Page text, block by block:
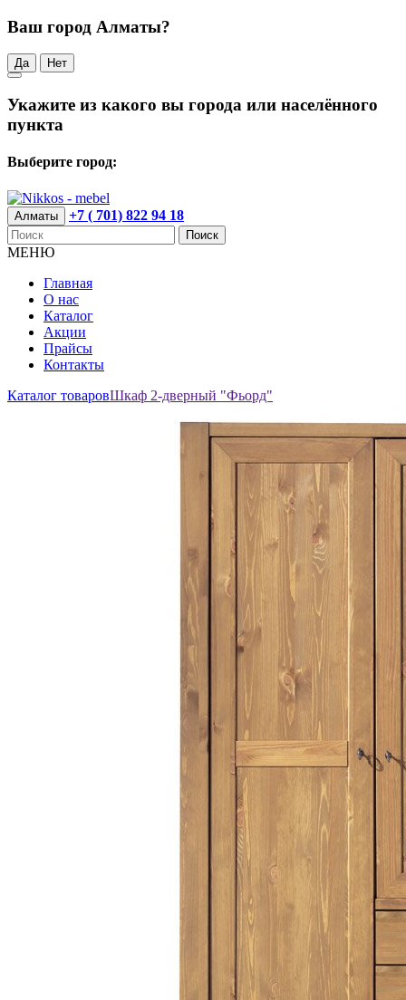
Ваш город Алматы?
Да Нет
Укажите из какого вы города или населённого
пункта
Выберите город:
Алматы +7 ( 701) 822 94 18
Поиск
МЕНЮ
Главная
О нас
Каталог
Акции
Прайсы
Контакты
Каталог товаровШкаф 2-дверный "Фьорд"